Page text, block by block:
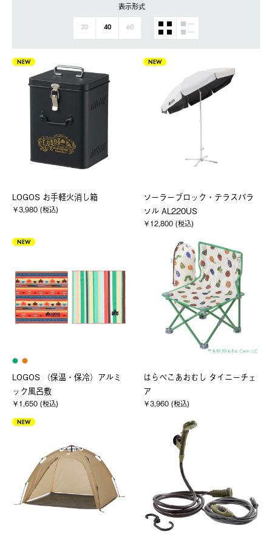
表示形式
20 40 60
NEW
LOGOS お手軽火消し箱
￥3,980 (税込)
NEW
ソーラーブロック・テラスパラ
ソル AL220US
￥12,800 (税込)
NEW
LOGOS （保温・保冷）アルミ
ック風呂敷
￥1,650 (税込)
はらぺこあおむし タイニーチェ
ア
￥3,960 (税込)
NEW